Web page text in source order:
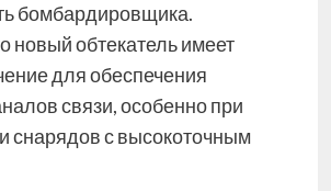
бомбардировщика.
новый обтекатель имеет
для обеспечения
связи, особенно при
снарядов с высокоточным